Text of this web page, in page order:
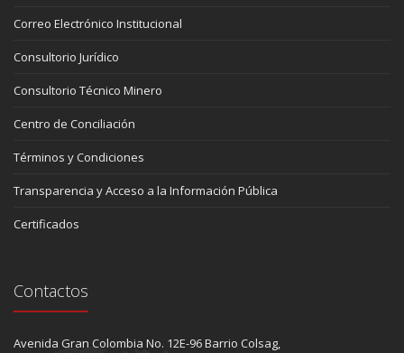
Correo Electrónico Institucional
Consultorio Jurídico
Consultorio Técnico Minero
Centro de Conciliación
Términos y Condiciones
Transparencia y Acceso a la Información Pública
Certificados
Contactos
Avenida Gran Colombia No. 12E-96 Barrio Colsag,